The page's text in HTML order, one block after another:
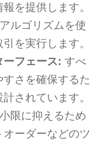
を提供します。
ルゴリズムを使
を実行します。
ーフェース: すべ
さを確保するた
されています。
限に抑えるため
ーダーなどのツ